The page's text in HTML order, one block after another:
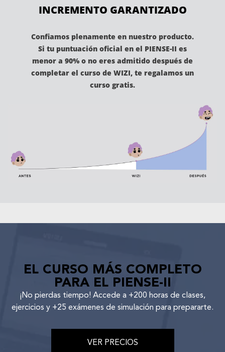
INCREMENTO GARANTIZADO
Confiamos plenamente en nuestro producto.
Si tu puntuación oficial en el PIENSE-II es
menor a 90% o no eres admitido después de
completar el curso de WIZI, te regalamos un
curso gratis.
EL CURSO MÁS COMPLETO
PARA EL PIENSE-II
¡No pierdas tiempo! Accede a +200 horas de clases,
ejercicios y +25 exámenes de simulación para prepararte.
VER PRECIOS